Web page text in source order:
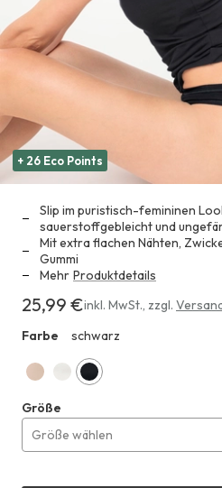
+ 26 Eco Points
Slip im puristisch-femininen
sauerstoffgebleicht und
Mit extra flachen Nähten,
Gummi
Mehr Produktdetails
Erhältlich
25,99 €
25,99 €inkl. MwSt. zzgl.
Farbe
schwarz
Größe
Größe wählen